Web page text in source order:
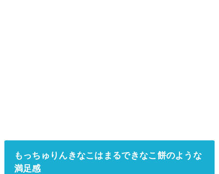
もっちゅりんきなこはまるできなこ餅のような
満足感